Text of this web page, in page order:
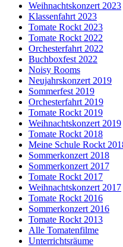
Weihnachtskonzert 2023
Klassenfahrt 2023
Tomate Rockt 2023
Tomate Rockt 2022
Orchesterfahrt 2022
Buchboxfest 2022
Noisy Rooms
Neujahrskonzert 2019
Sommerfest 2019
Orchesterfahrt 2019
Tomate Rockt 2019
Weihnachtskonzert 2019
Tomate Rockt 2018
Meine Schule Rockt
Sommerkonzert 2018
Sommerkonzert 2017
Tomate Rockt 2017
Weihnachtskonzert 2017
Tomate Rockt 2016
Sommerkonzert 2016
Tomate Rockt 2013
Alle Tomatenfilme
Unterrichtsräume